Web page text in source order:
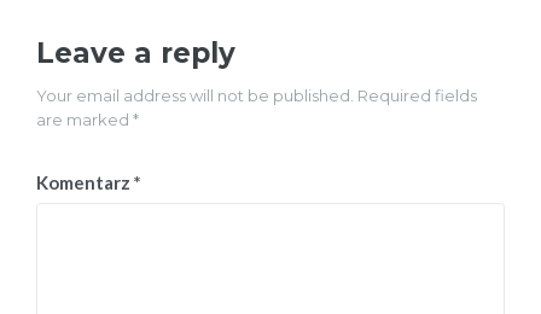
Leave a reply
Your email address will not be published. Required fields
are marked *
Komentarz *